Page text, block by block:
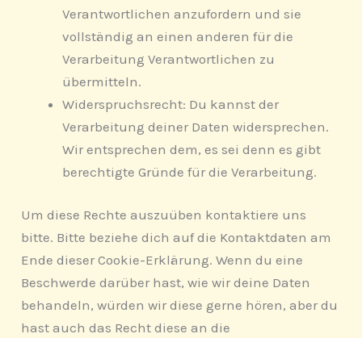
Verantwortlichen anzufordern und sie
vollständig an einen anderen für die
Verarbeitung Verantwortlichen zu
übermitteln.
Widerspruchsrecht: Du kannst der
Verarbeitung deiner Daten widersprechen.
Wir entsprechen dem, es sei denn es gibt
berechtigte Gründe für die Verarbeitung.
Um diese Rechte auszuüben kontaktiere uns
bitte. Bitte beziehe dich auf die Kontaktdaten am
Ende dieser Cookie-Erklärung. Wenn du eine
Beschwerde darüber hast, wie wir deine Daten
behandeln, würden wir diese gerne hören, aber du
hast auch das Recht diese an die